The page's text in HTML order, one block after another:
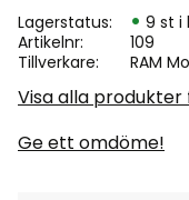
Lagerstatus
9 st i
Artikelnr
109
Tillverkare
RAM
Visa alla produkter
Ge ett omdöme!